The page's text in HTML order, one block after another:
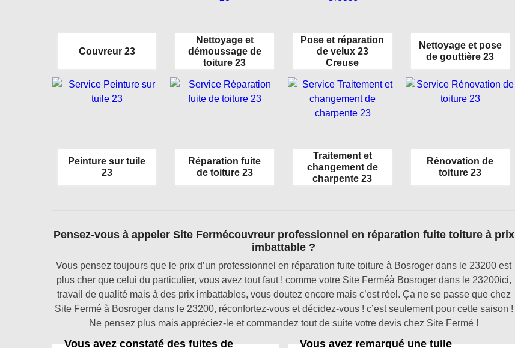
Couvreur 23
Nettoyage et
démoussage de
toiture 23
Pose et réparation
de velux 23
Creuse
Nettoyage et pose
de gouttière 23
Peinture sur tuile
23
Réparation fuite
de toiture 23
Traitement et
changement de
charpente 23
Rénovation de
toiture 23
Pensez-vous à appeler Site Fermécouvreur professionnel en réparation fuite toiture à prix
imbattable ?
Vous pensez toujours que le prix d’un professionnel en réparation fuite toiture à Bosroger dans le 23200 est
plus cher que celui du particulier, vous avez tout faut ! comme votre Site Ferméà Bosroger dans le 23200ici,
travail de qualité mais à des prix imbattables, vous doutez encore mais c’est réel. Ça ne se passe que chez
Site Fermé à Bosroger dans le 23200, réconfortez-vous et décidez-vous ! c’est seulement pour cette saison !
Ne pensez plus mais appréciez-le et commandez tout de suite votre devis chez Site Fermé !
Vous avez constaté des fuites de
Vous avez remarqué une tuile